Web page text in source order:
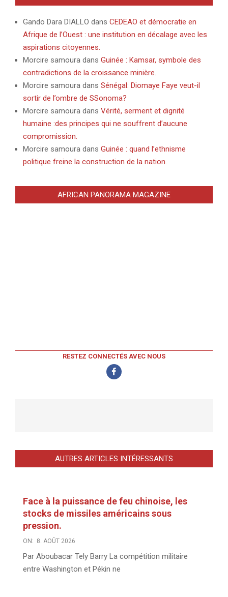
Gando Dara DIALLO dans CEDEAO et démocratie en
Afrique de l’Ouest : une institution en décalage avec les
aspirations citoyennes.
Morcire samoura dans Guinée : Kamsar, symbole des
contradictions de la croissance minière.
Morcire samoura dans Sénégal: Diomaye Faye veut-il
sortir de l’ombre de SSonoma?
Morcire samoura dans Vérité, serment et dignité
humaine :des principes qui ne souffrent d’aucune
compromission.
Morcire samoura dans Guinée : quand l’ethnisme
politique freine la construction de la nation.
AFRICAN PANORAMA MAGAZINE
RESTEZ CONNECTÉS AVEC NOUS
AUTRES ARTICLES INTÉRESSANTS
Face à la puissance de feu chinoise, les
stocks de missiles américains sous
pression.
ON: 8. AOÛT 2026
Par Aboubacar Tely Barry La compétition militaire
entre Washington et Pékin ne